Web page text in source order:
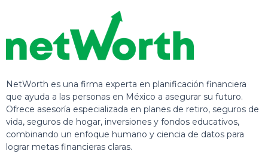
NetWorth es una firma experta en planificación financiera
que ayuda a las personas en México a asegurar su futuro.
Ofrece asesoría especializada en planes de retiro, seguros de
vida, seguros de hogar, inversiones y fondos educativos,
combinando un enfoque humano y ciencia de datos para
lograr metas financieras claras.